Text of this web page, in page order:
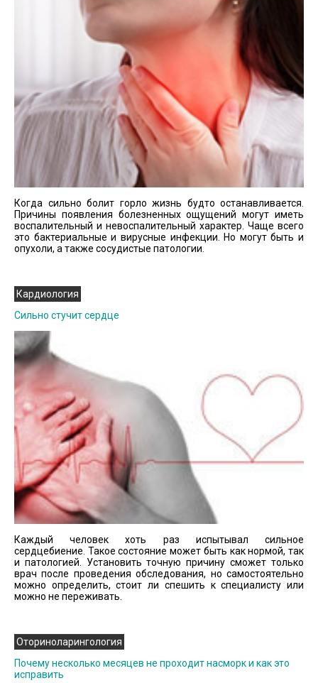
Когда сильно болит горло жизнь будто останавливается.
Причины появления болезненных ощущений могут иметь
воспалительный и невоспалительный характер. Чаще всего
это бактериальные и вирусные инфекции. Но могут быть и
опухоли, а также сосудистые патологии.
Кардиология
Сильно стучит сердце
Каждый человек хоть раз испытывал сильное
сердцебиение. Такое состояние может быть как нормой, так
и патологией. Установить точную причину сможет только
врач после проведения обследования, но самостоятельно
можно определить, стоит ли спешить к специалисту или
можно не переживать.
Оториноларингология
Почему несколько месяцев не проходит насморк и как это
исправить